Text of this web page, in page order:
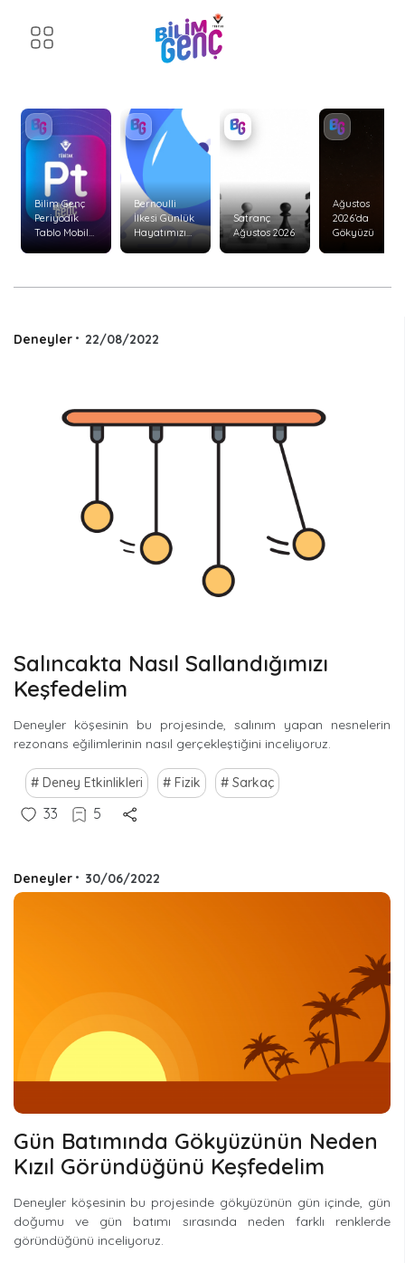
Bilim Genç
Periyodik
Tablo Mobil
Bernoulli
İlkesi Günlük
Hayatımızı
Nasıl Etkiler?
Satranç
Ağustos 2026
Ağustos
2026’da
Gökyüzü
Deneyler • 22/08/2022
Salıncakta Nasıl Sallandığımızı
Keşfedelim
Deneyler köşesinin bu projesinde, salınım yapan nesnelerin
rezonans eğilimlerinin nasıl gerçekleştiğini inceliyoruz.
Deney Etkinlikleri Fizik Sarkaç
33 5
Deneyler • 30/06/2022
Gün Batımında Gökyüzünün Neden
Kızıl Göründüğünü Keşfedelim
Deneyler köşesinin bu projesinde gökyüzünün gün içinde, gün
doğumu ve gün batımı sırasında neden farklı renklerde
göründüğünü inceliyoruz.